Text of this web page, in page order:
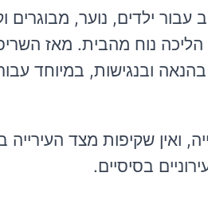
עבור ילדים, נוער, מבוגרים
הליכה נוח מהבית. מאז
בהנאה ובנגישות, במיוחד
, ואין שקיפות מצד העירייה
בסיסיים.